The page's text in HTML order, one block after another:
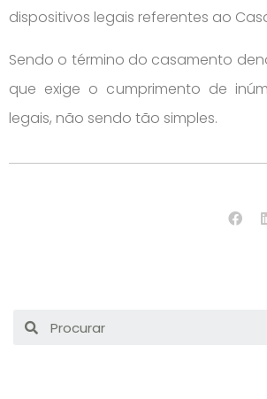
dispositivos legais referentes ao
Sendo o término do casamento
que exige o cumprimento de
legais, não sendo tão simples.